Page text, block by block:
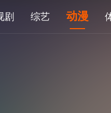
剧 综艺 动漫